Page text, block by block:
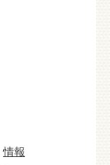
情報